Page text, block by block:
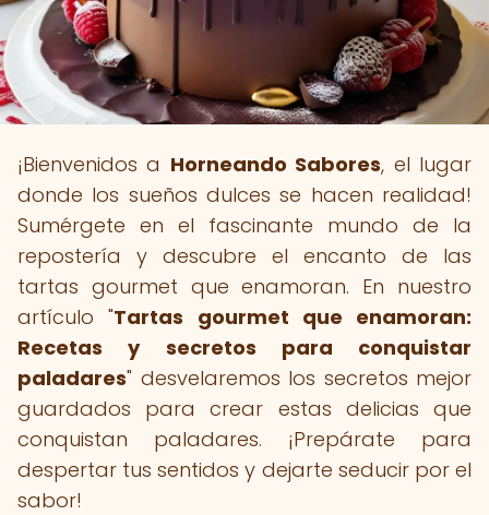
¡Bienvenidos a Horneando Sabores, el lugar
donde los sueños dulces se hacen realidad!
Sumérgete en el fascinante mundo de la
repostería y descubre el encanto de las
tartas gourmet que enamoran. En nuestro
artículo "Tartas gourmet que enamoran:
Recetas y secretos para conquistar
paladares" desvelaremos los secretos mejor
guardados para crear estas delicias que
conquistan paladares. ¡Prepárate para
despertar tus sentidos y dejarte seducir por el
sabor!